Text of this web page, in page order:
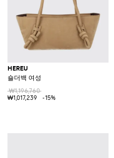
HEREU
숄더백 여성
₩1,196,760
₩1,017,239
-15%